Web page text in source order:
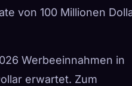
von 100 Millionen
Werbeeinnahmen in
erwartet. Zum